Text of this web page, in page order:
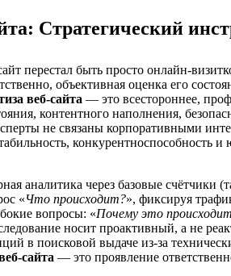
Стратегический
перестал быть просто онлайн-
объективная оценка его
веб-сайта — это всестороннее,
контентного наполнения,
не связаны корпоративными
аналитика через базовые
«Что происходит?», фиксируя
вопросы: «Почему это
носит проактивный, а не
в поисковой выдаче из-за
сайта — это проявление